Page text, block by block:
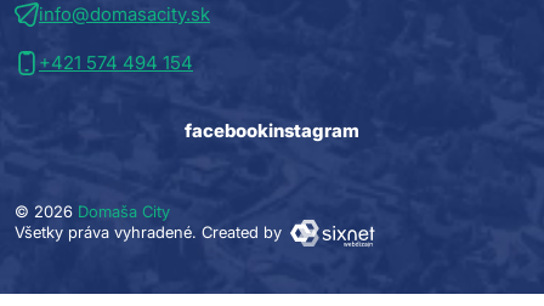
info@domasacity.sk
+421 574 494 154
facebookinstagram
© 2026 Domaša City
Všetky práva vyhradené. Created by